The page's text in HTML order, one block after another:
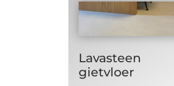
Lavasteen
gietvloer